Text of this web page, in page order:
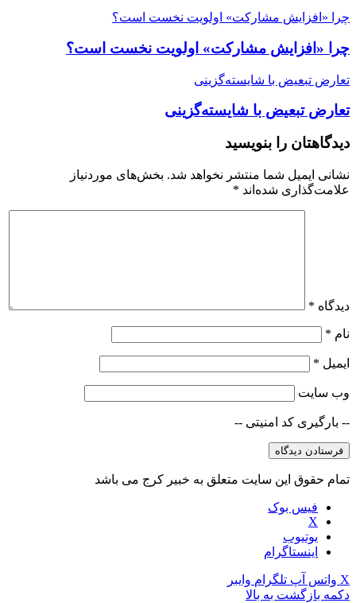
چرا «افزایش مشارکت» اولویت نخست است؟
چرا «افزایش مشارکت» اولویت نخست است؟
تعارض تبعیض با شایسته‌گزینی
تعارض تبعیض با شایسته‌گزینی
دیدگاهتان را بنویسید
نشانی ایمیل شما منتشر نخواهد شد. بخش‌های موردنیاز
علامت‌گذاری شده‌اند *
دیدگاه *
نام *
ایمیل *
وب‌ سایت
-- بارگیری کد امنیتی --
تمام حقوق این سایت متعلق به خبیر کرج می باشد
فیس بوک
X
یوتیوب
اینستاگرام
X واتس آپ تلگرام وایبر
دکمه بازگشت به بالا